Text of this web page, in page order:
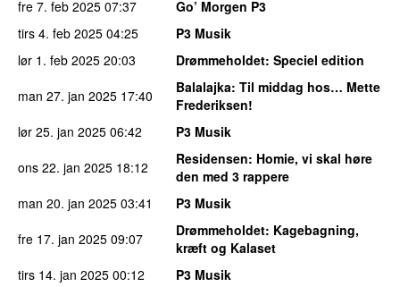
fre 7. feb 2025 07:37
Go’ Morgen P3
tirs 4. feb 2025 04:25
P3 Musik
lør 1. feb 2025 20:03 Drømmeholdet: Speciel edition
man 27. jan 2025 17:40 Balalajka: Til middag hos… Mette
Frederiksen!
lør 25. jan 2025 06:42
P3 Musik
ons 22. jan 2025 18:12 Residensen: Homie, vi skal høre
den med 3 rappere
man 20. jan 2025 03:41
P3 Musik
fre 17. jan 2025 09:07 Drømmeholdet: Kagebagning,
kræft og Kalaset
tirs 14. jan 2025 00:12
P3 Musik